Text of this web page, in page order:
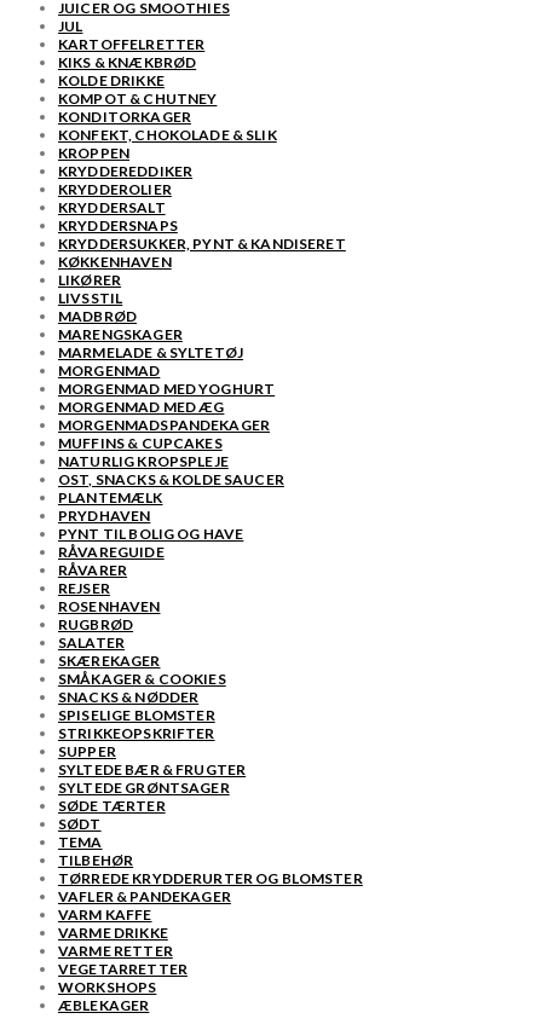
JUICER OG SMOOTHIES
JUL
KARTOFFELRETTER
KIKS & KNÆKBRØD
KOLDE DRIKKE
KOMPOT & CHUTNEY
KONDITORKAGER
KONFEKT, CHOKOLADE & SLIK
KROPPEN
KRYDDEREDDIKER
KRYDDEROLIER
KRYDDERSALT
KRYDDERSNAPS
KRYDDERSUKKER, PYNT & KANDISERET
KØKKENHAVEN
LIKØRER
LIVSSTIL
MADBRØD
MARENGSKAGER
MARMELADE & SYLTETØJ
MORGENMAD
MORGENMAD MED YOGHURT
MORGENMAD MED ÆG
MORGENMADSPANDEKAGER
MUFFINS & CUPCAKES
NATURLIG KROPSPLEJE
OST, SNACKS & KOLDE SAUCER
PLANTEMÆLK
PRYDHAVEN
PYNT TIL BOLIG OG HAVE
RÅVAREGUIDE
RÅVARER
REJSER
ROSENHAVEN
RUGBRØD
SALATER
SKÆREKAGER
SMÅKAGER & COOKIES
SNACKS & NØDDER
SPISELIGE BLOMSTER
STRIKKEOPSKRIFTER
SUPPER
SYLTEDE BÆR & FRUGTER
SYLTEDE GRØNTSAGER
SØDE TÆRTER
SØDT
TEMA
TILBEHØR
TØRREDE KRYDDERURTER OG BLOMSTER
VAFLER & PANDEKAGER
VARM KAFFE
VARME DRIKKE
VARME RETTER
VEGETARRETTER
WORKSHOPS
ÆBLEKAGER